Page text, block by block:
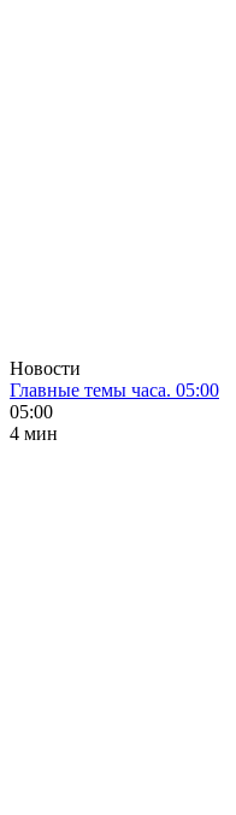
Новости
Главные темы часа. 05:00
05:00
4 мин